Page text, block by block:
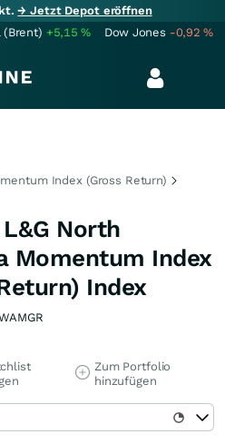
→ Jetzt Depot eröffnen
(Brent) +5,15% Dow Jones -0,92%
Index (Gross Return)
L&G North
Momentum Index
Index
Zum Portfolio
hinzufügen